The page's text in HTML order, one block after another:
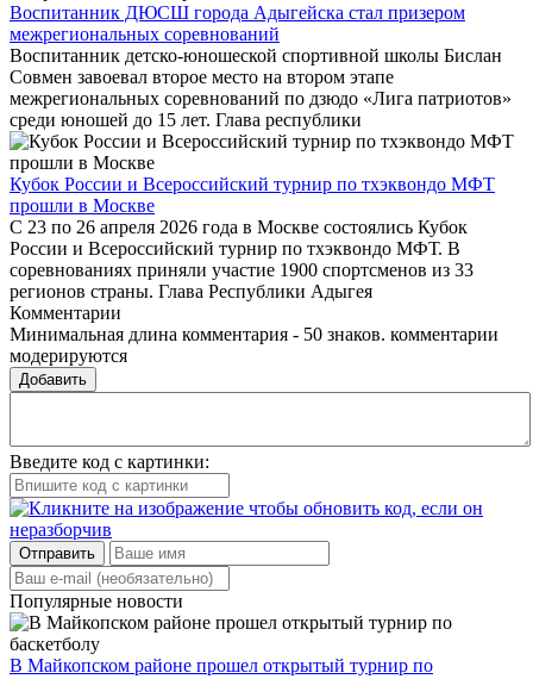
Воспитанник ДЮСШ города Адыгейска стал призером
межрегиональных соревнований
Воспитанник детско-юношеской спортивной школы Бислан
Совмен завоевал второе место на втором этапе
межрегиональных соревнований по дзюдо «Лига патриотов»
среди юношей до 15 лет. Глава республики
Кубок России и Всероссийский турнир по тхэквондо МФТ
прошли в Москве
С 23 по 26 апреля 2026 года в Москве состоялись Кубок
России и Всероссийский турнир по тхэквондо МФТ. В
соревнованиях приняли участие 1900 спортсменов из 33
регионов страны. Глава Республики Адыгея
Комментарии
Минимальная длина комментария - 50 знаков. комментарии
модерируются
Добавить
Введите код с картинки:
Отправить
Популярные новости
В Майкопском районе прошел открытый турнир по